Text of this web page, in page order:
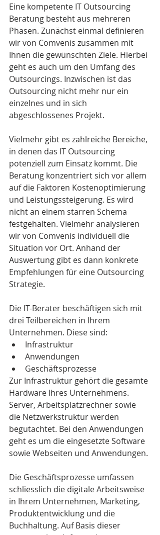
Eine kompetente IT Outsourcing
Beratung besteht aus mehreren
Phasen. Zunächst einmal definieren
wir von Comvenis zusammen mit
Ihnen die gewünschten Ziele. Hierbei
geht es auch um den Umfang des
Outsourcings. Inzwischen ist das
Outsourcing nicht mehr nur ein
einzelnes und in sich
abgeschlossenes Projekt.
Vielmehr gibt es zahlreiche Bereiche,
in denen das IT Outsourcing
potenziell zum Einsatz kommt. Die
Beratung konzentriert sich vor allem
auf die Faktoren Kostenoptimierung
und Leistungssteigerung. Es wird
nicht an einem starren Schema
festgehalten. Vielmehr analysieren
wir von Comvenis individuell die
Situation vor Ort. Anhand der
Auswertung gibt es dann konkrete
Empfehlungen für eine Outsourcing
Strategie.
Die IT-Berater beschäftigen sich mit
drei Teilbereichen in Ihrem
Unternehmen. Diese sind:
Infrastruktur
Anwendungen
Geschäftsprozesse
Zur Infrastruktur gehört die gesamte
Hardware Ihres Unternehmens.
Server, Arbeitsplatzrechner sowie
die Netzwerkstruktur werden
begutachtet. Bei den Anwendungen
geht es um die eingesetzte Software
sowie Webseiten und Anwendungen.
Die Geschäftsprozesse umfassen
schliesslich die digitale Arbeitsweise
in Ihrem Unternehmen, Marketing,
Produktentwicklung und die
Buchhaltung. Auf Basis dieser